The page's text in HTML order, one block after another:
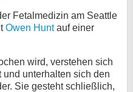
Fetalmedizin am Seattle
Owen Huntauf einer
wird, verstehen sich
unterhalten sich den
Sie gesteht schließlich,